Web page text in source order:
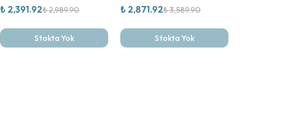
₺ 2,391.92₺ 2,989.90
Stokta Yok
Sandalet
₺ 2,871.92₺ 3,589.90
Stokta Yok